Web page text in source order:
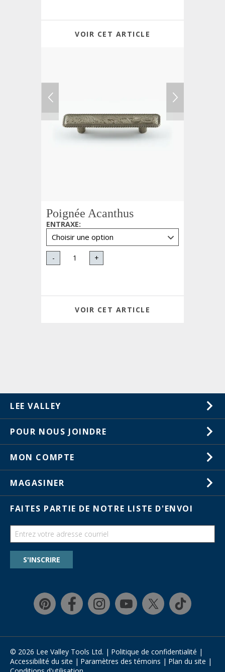
VOIR CET ARTICLE
Poignée Acanthus
ENTRAXE:
- +
VOIR CET ARTICLE
LEE VALLEY
POUR NOUS JOINDRE
Magasins
Activités en magasin
Salons commerciaux
MON COMPTE
MAGASINER
Guides
Programme de rabais pour la formation
FAITES PARTIE DE NOTRE LISTE D'ENVOI
S'INSCRIRE
© 2026 Lee Valley Tools Ltd. | Politique de confidentialité |
Accessibilité du site | Paramètres des témoins | Plan du site |